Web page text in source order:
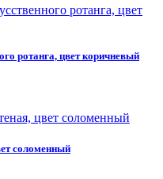
ротанга, цвет коричневый
соломенный